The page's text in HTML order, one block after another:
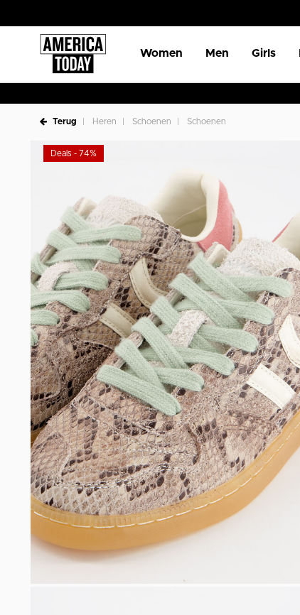
Women Men Girls
Terug Heren Schoenen Schoenen
Deals - 74%